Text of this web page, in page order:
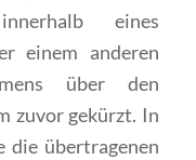
eines
einem anderen
über den
zuvor gekürzt. In
die übertragenen